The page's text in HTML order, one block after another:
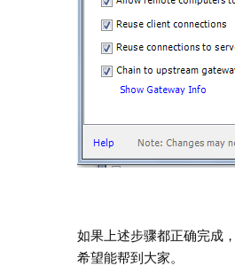
如果上述步骤都正确完成
希望能帮到大家。